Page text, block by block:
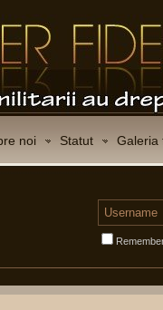
noi Statut Galeria